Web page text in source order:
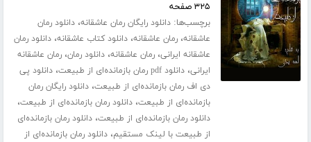
۳۲۵ صفحه
برچسب‌ها:دانلود رایگان رمان عاشقانه،دانلود رمان
عاشقانه،رمان عاشقانه،دانلود کتاب عاشقانه،دانلود رمان
عاشقانه ایرانی،رمان عاشقانه،دانلود رمان،رمان عاشقانه
ایرانی،دانلود pdf رمان بازمانده‌ای از طبیعت ،دانلود پی
دی اف رمان بازمانده‌ای از طبیعت،دانلود رایگان رمان
بازمانده‌ای از طبیعت،دانلود رمان بازمانده‌ای از طبیعت،
دانلود رمان بازمانده‌ای از طبیعت،دانلود رمان بازمانده‌ای
از طبیعت با لینک مستقیم،دانلود رمان بازمانده‌ای از